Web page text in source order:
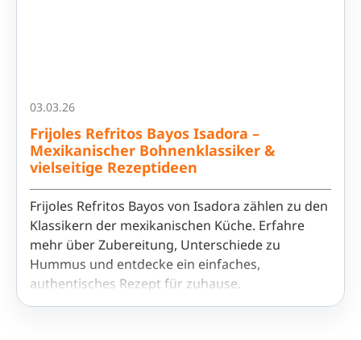
03.03.26
Frijoles Refritos Bayos Isadora –
Mexikanischer Bohnenklassiker &
vielseitige Rezeptideen
Frijoles Refritos Bayos von Isadora zählen zu den
Klassikern der mexikanischen Küche. Erfahre
mehr über Zubereitung, Unterschiede zu
Hummus und entdecke ein einfaches,
authentisches Rezept für zuhause.